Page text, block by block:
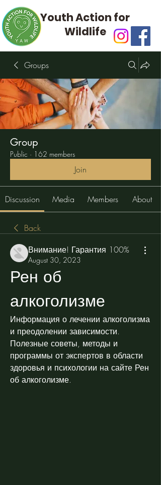
Youth Action for
Wildlife
Groups
Group
Public · 162 members
Join
Discussion Media Members About
Back
Внимание! Гарантия 100%
August 30, 2023
Рен об
алкоголизме
Информация о лечении алкоголизма
и преодолении зависимости.
Полезные советы, методы и
программы от экспертов в области
здоровья и психологии на сайте Рен
об алкоголизме.